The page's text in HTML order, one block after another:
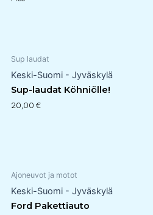
Sup laudat
Keski-Suomi - Jyväskylä
Sup-laudat Köhniölle!
20,00 €
Ajoneuvot ja motot
Keski-Suomi - Jyväskylä
Ford Pakettiauto